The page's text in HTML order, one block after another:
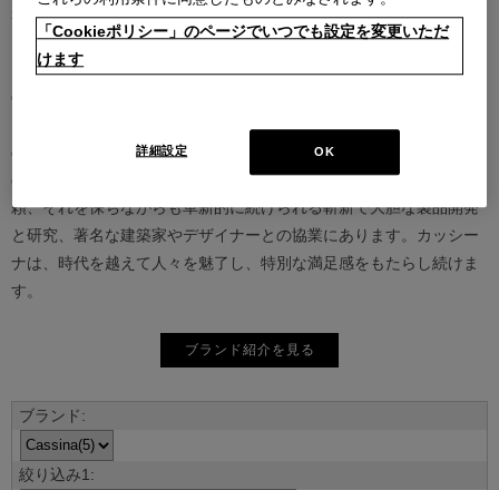
かなものとしました。1927年にチェーザレ・カッシーナとウンベル
ト・カッシーナによってカッシーナ社が設立されると、5０年代には
モダンファーニチャーの分野へと転身、その後多くの製品が世界中
の最も重要な美術館にコレクションされるなど、その完成度とデザ
のは、高水準のテクノロジーとアルチザン（職人）の技術の継承と
の見事な融合であり、また、永年をかけ築きあげられた歴史と信
頼、それを保ちながらも革新的に続けられる斬新で大胆な製品開発
と研究、著名な建築家やデザイナーとの協業にあります。カッシー
ナは、時代を越えて人々を魅了し、特別な満足感をもたらし続けま
す。
ブランド紹介を見る
「Cookieポリシー」のページでいつでも設定を変更いただ
けます
OK
詳細設定